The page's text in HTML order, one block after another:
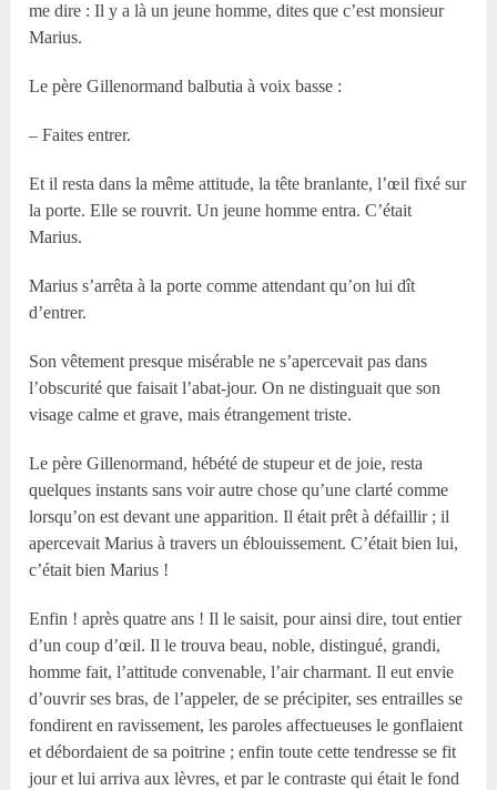
me dire : Il y a là un jeune homme, dites que c’est monsieur
Marius.
Le père Gillenormand balbutia à voix basse :
– Faites entrer.
Et il resta dans la même attitude, la tête branlante, l’œil fixé sur
la porte. Elle se rouvrit. Un jeune homme entra. C’était
Marius.
Marius s’arrêta à la porte comme attendant qu’on lui dît
d’entrer.
Son vêtement presque misérable ne s’apercevait pas dans
l’obscurité que faisait l’abat-jour. On ne distinguait que son
visage calme et grave, mais étrangement triste.
Le père Gillenormand, hébété de stupeur et de joie, resta
quelques instants sans voir autre chose qu’une clarté comme
lorsqu’on est devant une apparition. Il était prêt à défaillir ; il
apercevait Marius à travers un éblouissement. C’était bien lui,
c’était bien Marius !
Enfin ! après quatre ans ! Il le saisit, pour ainsi dire, tout entier
d’un coup d’œil. Il le trouva beau, noble, distingué, grandi,
homme fait, l’attitude convenable, l’air charmant. Il eut envie
d’ouvrir ses bras, de l’appeler, de se précipiter, ses entrailles se
fondirent en ravissement, les paroles affectueuses le gonflaient
et débordaient de sa poitrine ; enfin toute cette tendresse se fit
jour et lui arriva aux lèvres, et par le contraste qui était le fond